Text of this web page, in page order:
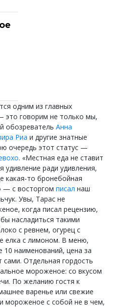
одним из главных
это говорим не только мы,
обозреватель Анна
Риа и другие знатные
очередь этот статус —
. «Местная еда не ставит
удивление ради удивления,
какая-то бронебойная
— с восторгом писал наш
Увы, Тарас не
когда писал рецензию,
насладиться такими
с ревнем, огурец с
елка с лимоном. В меню,
наименований, цена за
Отдельная гордость
мороженое: со вкусом
По желанию гостя к
варенье или свежие
мороженое с собой не в чем,